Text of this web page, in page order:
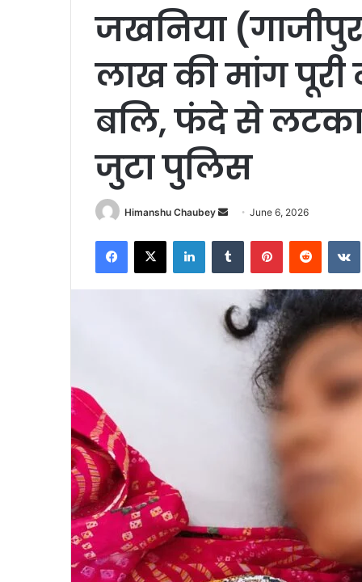
जखनिया
लाख की मांग पूरी
बलि, फंदे से
जुटा पुलिस
Himanshu Chaubey June 6, 2026